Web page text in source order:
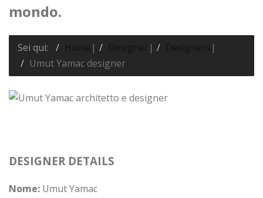
mondo.
Sei qui: | |
|
Umut Yamac designer
DESIGNER DETAILS
Nome: Umut Yamac